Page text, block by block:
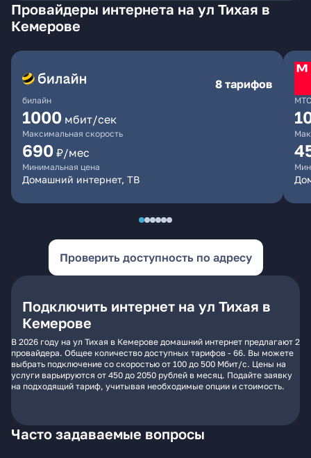
Провайдеры интернета на ул Тихая в
Кемерове
билайн
8 тарифов
1000 мбит/сек
Максимальная скорость
690 ₽/мес
Минимальная цена
Домашний интернет, ТВ
МТС
Проверить доступность по адресу
Подключить интернет на ул Тихая в
Кемерове
В 2026 году на ул Тихая в Кемерове домашний интернет предлагают 2
провайдера. Общее количество доступных тарифов - 66. Вы можете
выбрать подключение со скоростью от 100 до 500 Мбит/с. Цены на
услуги варьируются от 450 до 2050 рублей в месяц. Подайте заявку
на подходящий тариф, учитывая необходимые опции и стоимость.
Часто задаваемые вопросы